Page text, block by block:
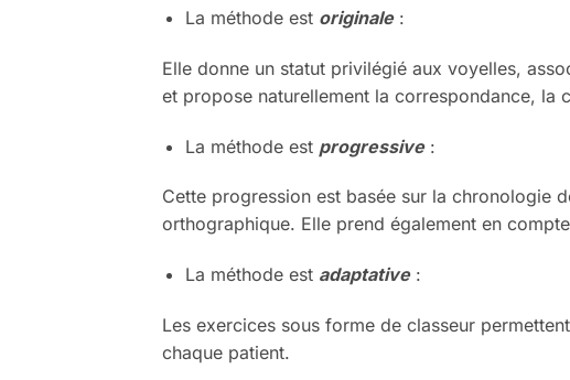
La méthode est originale:
Elle donne un statut privilégié aux voyelles,
et propose naturellement la correspondance, la
La méthode est progressive:
Cette progression est basée sur la chronologie
orthographique. Elle prend également en
La méthode est adaptative:
Les exercices sous forme de classeur
chaque patient.